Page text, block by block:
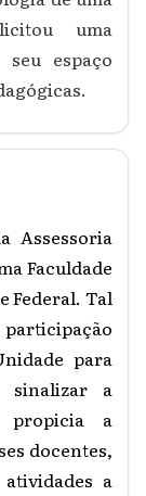
uma
espaço
Assessoria
Faculdade
Federal. Tal
para
sinalizar a
propicia a
docentes,
a